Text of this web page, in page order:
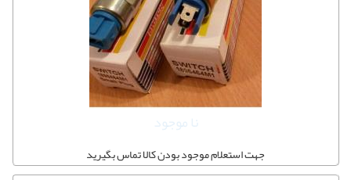
نا موجود
جهت استعلام موجود بودن کالا تماس بگیرید